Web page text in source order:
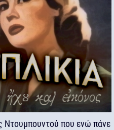
Ντουμπουντού που ενώ πάνε